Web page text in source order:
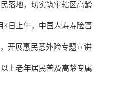
落地，切实筑牢辖区高龄
4日上午，中国人寿寿险晋
开展惠民意外险专题宣讲
上老年居民普及高龄专属